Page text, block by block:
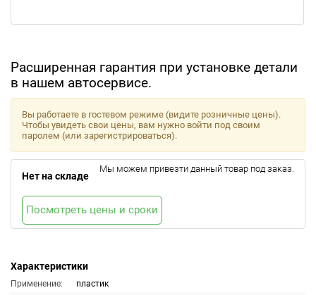
Расширенная гарантия при установке детали
в нашем автосервисе.
Характеристики
Применение:
пластик
Вы работаете в гостевом режиме (видите розничные цены).
Чтобы увидеть свои цены, вам нужно войти под своим
паролем (или зарегистрироваться).
Нет на складе
Мы можем привезти данный товар под заказ.
Посмотреть цены и сроки